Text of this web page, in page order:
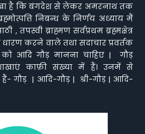
है कि बंगदेश से लेकर अमरनाथ तक
निबन्ध के निर्णय अध्याय मैं
, तपस्वी ब्राह्मण सर्वप्रथम ब्रह्मक्षेत्र
करने वाले तथा सदाचार प्रवर्तक
को आदि गौड़ मानना चाहिए | गौड़
काफ़ी संख्या में हैं। उनमें से
हैं- गौड़ | आदि-गौड़ | श्री-गौड़ | आदि-